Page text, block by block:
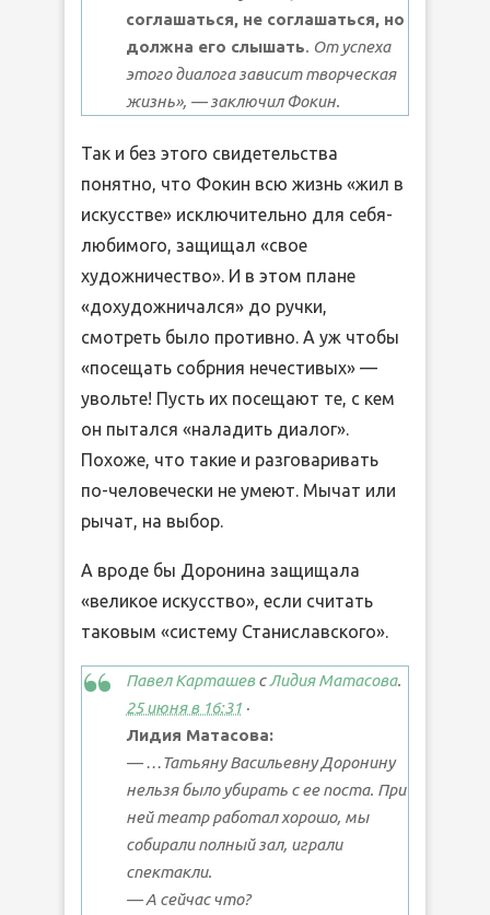
соглашаться, не соглашаться, но
должна его слышать. От успеха
этого диалога зависит творческая
жизнь», — заключил Фокин.
Так и без этого свидетельства
понятно, что Фокин всю жизнь «жил в
искусстве» исключительно для себя-
любимого, защищал «свое
художничество». И в этом плане
«дохудожничался» до ручки,
смотреть было противно. А уж чтобы
«посещать собрния нечестивых» —
увольте! Пусть их посещают те, с кем
он пытался «наладить диалог».
Похоже, что такие и разговаривать
по-человечески не умеют. Мычат или
рычат, на выбор.
А вроде бы Доронина защищала
«великое искусство», если считать
таковым «систему Станиславского».
Павел КарташевсЛидия Матасова.
25 июня в 16:31 ·
Лидия Матасова:
— …Татьяну Васильевну Доронину
нельзя было убирать с ее поста. При
ней театр работал хорошо, мы
собирали полный зал, играли
спектакли.
— А сейчас что?